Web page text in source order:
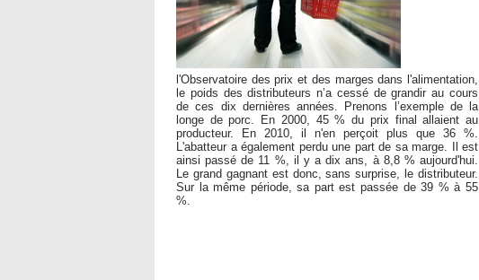
l'Observatoire des prix et des marges dans l'alimentation,
le poids des distributeurs n’a cessé de grandir au cours
de ces dix dernières années. Prenons l’exemple de la
longe de porc. En 2000, 45 % du prix final allaient au
producteur. En 2010, il n'en perçoit plus que 36 %.
L'abatteur a également perdu une part de sa marge. Il est
ainsi passé de 11 %, il y a dix ans, à 8,8 % aujourd'hui.
Le grand gagnant est donc, sans surprise, le distributeur.
Sur la même période, sa part est passée de 39 % à 55
%.